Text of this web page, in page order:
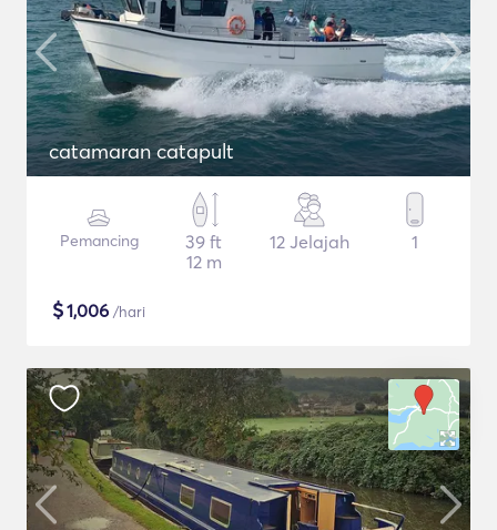
catamaran catapult
Pemancing
39 ft
12 m
12 Jelajah 1
$1,006 /hari